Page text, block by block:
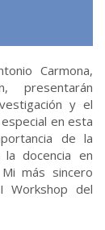
Carmona,
presentarán
y el
en esta
de la
la docencia en
más sincero
Workshop del